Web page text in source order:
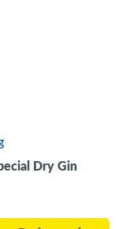
Dry Gin